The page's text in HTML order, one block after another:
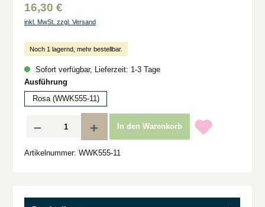
16,30 €
inkl. MwSt. zzgl. Versand
Noch 1 lagernd, mehr bestellbar.
Sofort verfügbar, Lieferzeit: 1-3 Tage
Ausführung
Rosa (WWK555-11)
Produkt Anzahl: Gib den gewünschten Wert ein oder benutze die Schaltflächen
In den Warenkorb
Artikelnummer: WWK555-11